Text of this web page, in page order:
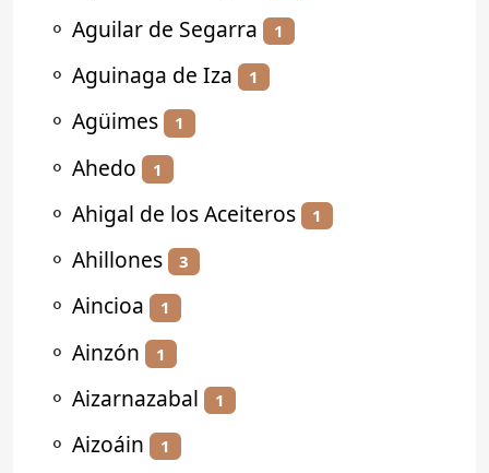
⚬ Aguilar de Segarra 1
⚬ Aguinaga de Iza 1
⚬ Agüimes 1
⚬ Ahedo 1
⚬ Ahigal de los Aceiteros 1
⚬ Ahillones 3
⚬ Aincioa 1
⚬ Ainzón 1
⚬ Aizarnazabal 1
⚬ Aizoáin 1